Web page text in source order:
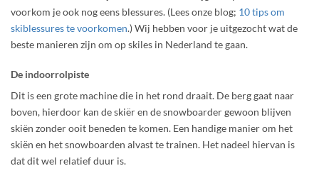
voorkom je ook nog eens blessures. (Lees onze blog; 10 tips om
skiblessures te voorkomen.) Wij hebben voor je uitgezocht wat de
beste manieren zijn om op skiles in Nederland te gaan.
De indoorrolpiste
Dit is een grote machine die in het rond draait. De berg gaat naar
boven, hierdoor kan de skiër en de snowboarder gewoon blijven
skiën zonder ooit beneden te komen. Een handige manier om het
skiën en het snowboarden alvast te trainen. Het nadeel hiervan is
dat dit wel relatief duur is.